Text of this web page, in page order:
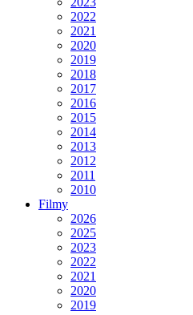
2022
2021
2020
2019
2018
2017
2016
2015
2014
2013
2012
2011
2010
Filmy
2026
2025
2023
2022
2021
2020
2019